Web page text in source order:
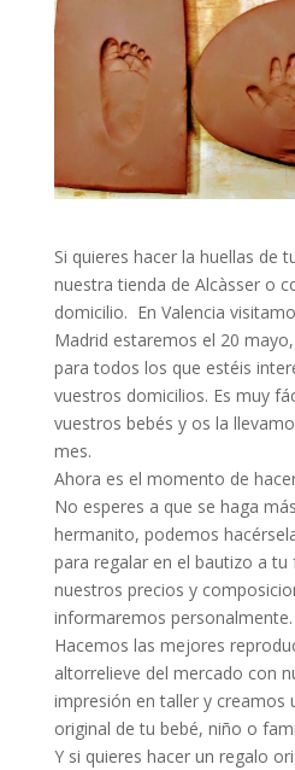
Si quieres hacer la huellas de
nuestra tienda de Alcàsser o
domicilio. En Valencia
Madrid estaremos el 20
para todos los que estéis
vuestros domicilios. Es muy
vuestros bebés y os la
mes.
Ahora es el momento de
No esperes a que se haga
hermanito, podemos
para regalar en el bautizo a tu
nuestros precios y
informaremos personalmente.
Hacemos las mejores
altorrelieve del mercado con
impresión en taller y creamos
original de tu bebé, niño o
Y si quieres hacer un regalo